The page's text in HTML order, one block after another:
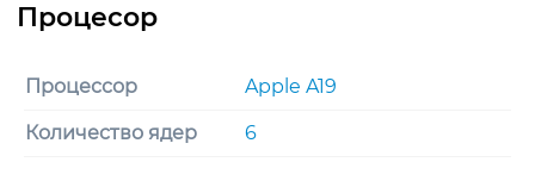
Процессор Apple A19
Количество ядер 6